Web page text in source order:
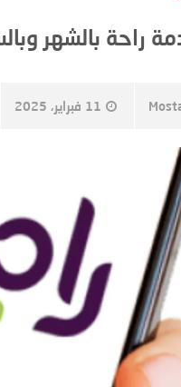
راحة بالشهر
11 فبراير، 2025